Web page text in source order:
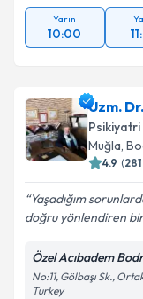
Yarın
10:00
Uzm.
Psikiyatri
Muğla,
4.9 (281
Yaşadığım
doğru yönlendiren
Özel Acıbadem
No:11, Gölbaşı Sk.,
Turkey